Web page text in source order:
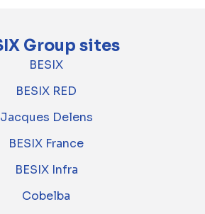
Group sites
BESIX
BESIX RED
Jacques Delens
BESIX France
BESIX Infra
Cobelba